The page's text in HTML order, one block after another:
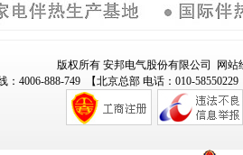
版权所有 安邦电气股份有限公司 网站
：4006-888-749 【北京总部 电话：010-